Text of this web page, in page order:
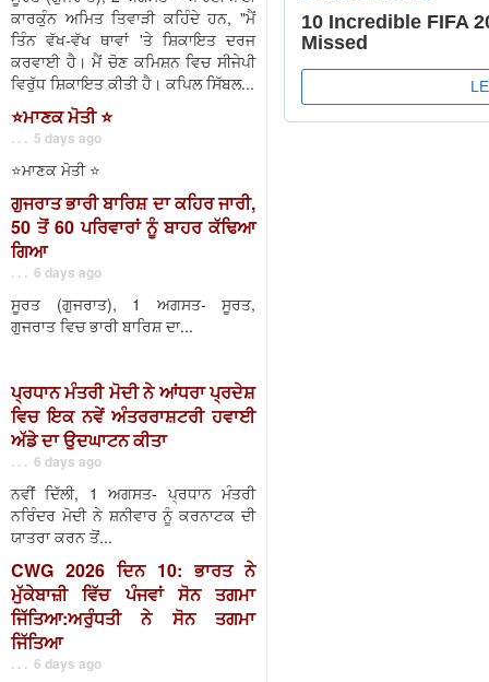
ਕਾਰਕੁੰਨ ਅਮਿਤ ਤਿਵਾੜੀ ਕਹਿੰਦੇ ਹਨ, "ਮੈਂ
ਤਿੰਨ ਵੱਖ-ਵੱਖ ਥਾਵਾਂ 'ਤੇ ਸ਼ਿਕਾਇਤ ਦਰਜ
ਕਰਵਾਈ ਹੈ। ਮੈਂ ਚੋਣ ਕਮਿਸ਼ਨ ਵਿਚ ਸੀਜੇਪੀ
ਵਿਰੁੱਧ ਸ਼ਿਕਾਇਤ ਕੀਤੀ ਹੈ। ਕਪਿਲ ਸਿੱਬਲ...
⭐️ਮਾਣਕ ਮੋਤੀ ⭐️
. . . 5 days ago
⭐️ਮਾਣਕ ਮੋਤੀ ⭐️
ਗੁਜਰਾਤ ਭਾਰੀ ਬਾਰਿਸ਼ ਦਾ ਕਹਿਰ ਜਾਰੀ,
50 ਤੋਂ 60 ਪਰਿਵਾਰਾਂ ਨੂੰ ਬਾਹਰ ਕੱਢਿਆ
ਗਿਆ
. . . 6 days ago
ਸੂਰਤ (ਗੁਜਰਾਤ), 1 ਅਗਸਤ- ਸੂਰਤ,
ਗੁਜਰਾਤ ਵਿਚ ਭਾਰੀ ਬਾਰਿਸ਼ ਦਾ...
ਪ੍ਰਧਾਨ ਮੰਤਰੀ ਮੋਦੀ ਨੇ ਆਂਧਰਾ ਪ੍ਰਦੇਸ਼
ਵਿਚ ਇਕ ਨਵੇਂ ਅੰਤਰਰਾਸ਼ਟਰੀ ਹਵਾਈ
ਅੱਡੇ ਦਾ ਉਦਘਾਟਨ ਕੀਤਾ
. . . 6 days ago
ਨਵੀਂ ਦਿੱਲੀ, 1 ਅਗਸਤ- ਪ੍ਰਧਾਨ ਮੰਤਰੀ
ਨਰਿੰਦਰ ਮੋਦੀ ਨੇ ਸ਼ਨੀਵਾਰ ਨੂੰ ਕਰਨਾਟਕ ਦੀ
ਯਾਤਰਾ ਕਰਨ ਤੋਂ...
CWG 2026 ਦਿਨ 10: ਭਾਰਤ ਨੇ
ਮੁੱਕੇਬਾਜ਼ੀ ਵਿੱਚ ਪੰਜਵਾਂ ਸੋਨ ਤਗਮਾ
ਜਿੱਤਿਆ:ਅਰੁੰਧਤੀ ਨੇ ਸੋਨ ਤਗਮਾ
ਜਿੱਤਿਆ
. . . 6 days ago